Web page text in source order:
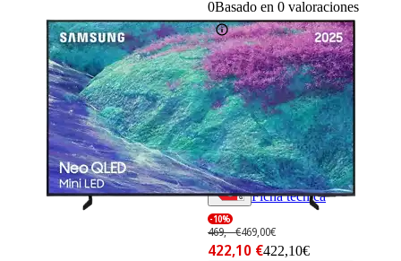
Ficha técnica
0Basado en 0 valoraciones
-10%
469,– €469,00€
422,10 €422,10€